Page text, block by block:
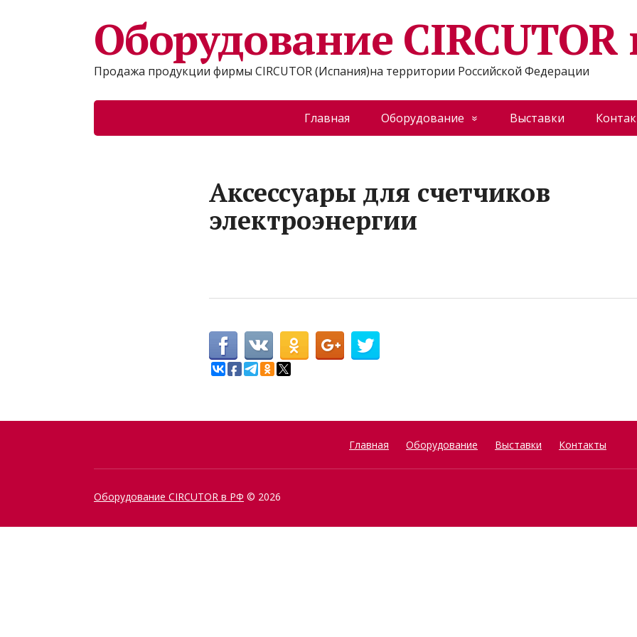
Оборудование
Продажа продукции фирмы CIRCUTOR (Испания)на территории Российской Федерации
Главная Оборудование Выставки
Аксессуары для счетчиков
электроэнергии
Главная Оборудование Выставки Контакты
Оборудование CIRCUTOR в РФ © 2026